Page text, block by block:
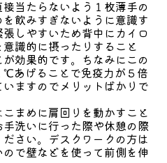
当たらないよう１枚薄手の
飲みすぎないように意識す
しやすいため背中にカイロ
識的に摂ったりすること
効果的です。ちなみにこの
℃あげることで免疫力が５倍
ますのでメリットばかりで
まめに肩回りを動かすこと
洗いに行った際や休憩の際
さい。デスクワークの方は
で壁などを使って前側を伸